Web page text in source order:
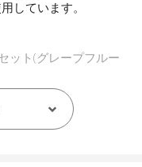
しています。
ット(グレープフルー
】